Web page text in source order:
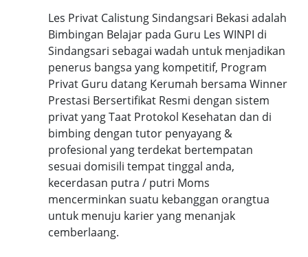
Les Privat Calistung Sindangsari Bekasi adalah
Bimbingan Belajar pada Guru Les WINPI di
Sindangsari sebagai wadah untuk menjadikan
penerus bangsa yang kompetitif, Program
Privat Guru datang Kerumah bersama Winner
Prestasi Bersertifikat Resmi dengan sistem
privat yang Taat Protokol Kesehatan dan di
bimbing dengan tutor penyayang &
profesional yang terdekat bertempatan
sesuai domisili tempat tinggal anda,
kecerdasan putra / putri Moms
mencerminkan suatu kebanggan orangtua
untuk menuju karier yang menanjak
cemberlaang.